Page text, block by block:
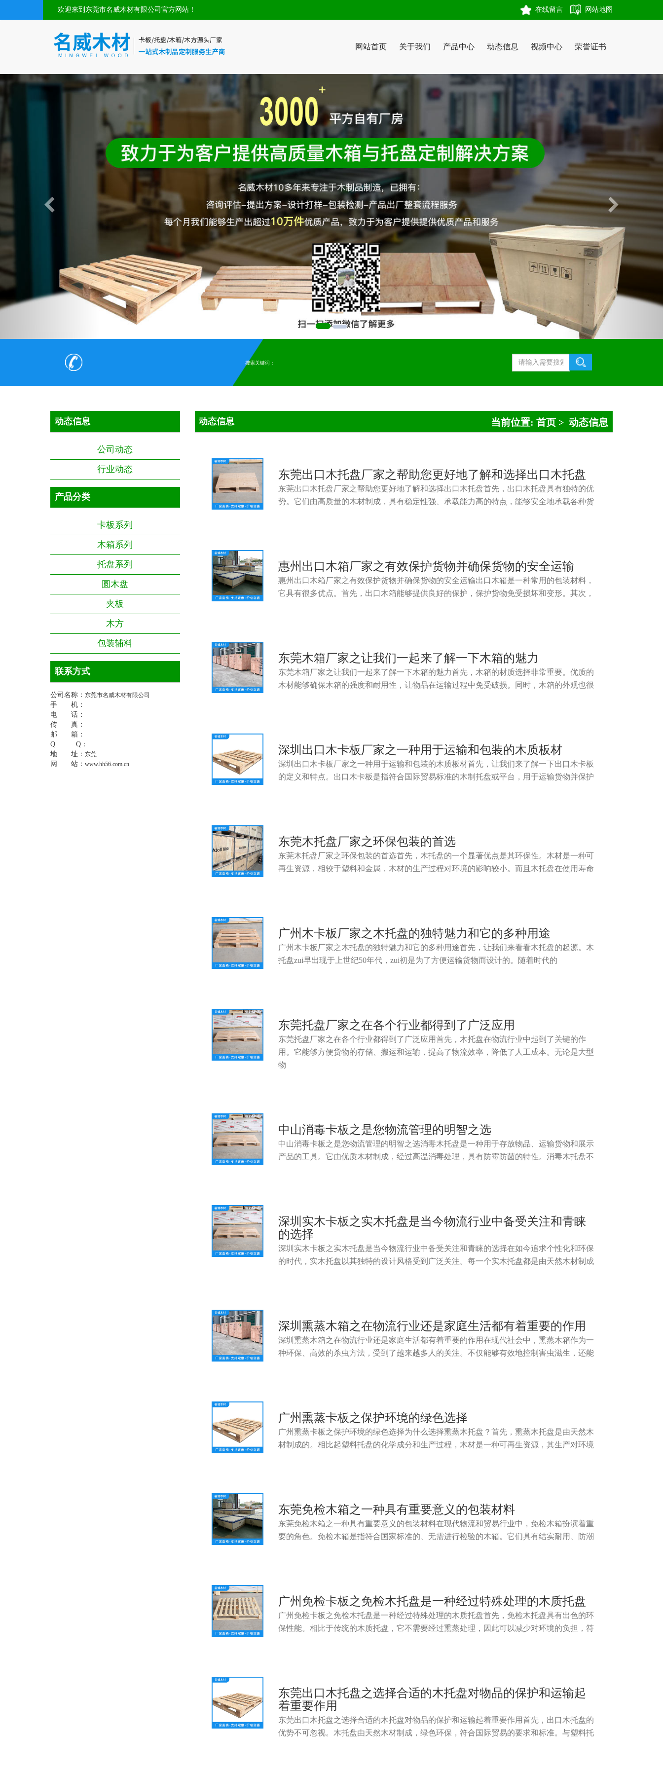
欢迎来到东莞市名威木材有限公司官方网站！ 在线留言 网站地图
网站首页 关于我们 产品中心 动态信息 视频中心 荣誉证书
搜索关键词：
动态信息
公司动态
行业动态
产品分类
卡板系列
木箱系列
托盘系列
圆木盘
夹板
木方
包装辅料
联系方式
公司名称： 东莞市名威木材有限公司
手 机：
电 话：
传 真：
邮 箱：
Q Q：
地 址： 东莞
网 站： www.hh56.com.cn
动态信息 当前位置: 首页 >动态信息
东莞出口木托盘厂家之帮助您更好地了解和选择出口木托盘
东莞出口木托盘厂家之帮助您更好地了解和选择出口木托盘首先，出口木托盘具有独特的优
势。它们由高质量的木材制成，具有稳定性强、承载能力高的特点，能够安全地承载各种货
惠州出口木箱厂家之有效保护货物并确保货物的安全运输
惠州出口木箱厂家之有效保护货物并确保货物的安全运输出口木箱是一种常用的包装材料，
它具有很多优点。首先，出口木箱能够提供良好的保护，保护货物免受损坏和变形。其次，
东莞木箱厂家之让我们一起来了解一下木箱的魅力
东莞木箱厂家之让我们一起来了解一下木箱的魅力首先，木箱的材质选择非常重要。优质的
木材能够确保木箱的强度和耐用性，让物品在运输过程中免受破损。同时，木箱的外观也很
深圳出口木卡板厂家之一种用于运输和包装的木质板材
深圳出口木卡板厂家之一种用于运输和包装的木质板材首先，让我们来了解一下出口木卡板
的定义和特点。出口木卡板是指符合国际贸易标准的木制托盘或平台，用于运输货物并保护
东莞木托盘厂家之环保包装的首选
东莞木托盘厂家之环保包装的首选首先，木托盘的一个显著优点是其环保性。木材是一种可
再生资源，相较于塑料和金属，木材的生产过程对环境的影响较小。而且木托盘在使用寿命
广州木卡板厂家之木托盘的独特魅力和它的多种用途
广州木卡板厂家之木托盘的独特魅力和它的多种用途首先，让我们来看看木托盘的起源。木
托盘zui早出现于上世纪50年代，zui初是为了方便运输货物而设计的。随着时代的
东莞托盘厂家之在各个行业都得到了广泛应用
东莞托盘厂家之在各个行业都得到了广泛应用首先，木托盘在物流行业中起到了关键的作
用。它能够方便货物的存储、搬运和运输，提高了物流效率，降低了人工成本。无论是大型
物
中山消毒卡板之是您物流管理的明智之选
中山消毒卡板之是您物流管理的明智之选消毒木托盘是一种用于存放物品、运输货物和展示
产品的工具。它由优质木材制成，经过高温消毒处理，具有防霉防菌的特性。消毒木托盘不
深圳实木卡板之实木托盘是当今物流行业中备受关注和青睐
的选择
深圳实木卡板之实木托盘是当今物流行业中备受关注和青睐的选择在如今追求个性化和环保
的时代，实木托盘以其独特的设计风格受到广泛关注。每一个实木托盘都是由天然木材制成
深圳熏蒸木箱之在物流行业还是家庭生活都有着重要的作用
深圳熏蒸木箱之在物流行业还是家庭生活都有着重要的作用在现代社会中，熏蒸木箱作为一
种环保、高效的杀虫方法，受到了越来越多人的关注。不仅能够有效地控制害虫滋生，还能
广州熏蒸卡板之保护环境的绿色选择
广州熏蒸卡板之保护环境的绿色选择为什么选择熏蒸木托盘？首先，熏蒸木托盘是由天然木
材制成的。相比起塑料托盘的化学成分和生产过程，木材是一种可再生资源，其生产对环境
东莞免检木箱之一种具有重要意义的包装材料
东莞免检木箱之一种具有重要意义的包装材料在现代物流和贸易行业中，免检木箱扮演着重
要的角色。免检木箱是指符合国家标准的、无需进行检验的木箱。它们具有结实耐用、防潮
广州免检卡板之免检木托盘是一种经过特殊处理的木质托盘
广州免检卡板之免检木托盘是一种经过特殊处理的木质托盘首先，免检木托盘具有出色的环
保性能。相比于传统的木质托盘，它不需要经过熏蒸处理，因此可以减少对环境的负担，符
东莞出口木托盘之选择合适的木托盘对物品的保护和运输起
着重要作用
东莞出口木托盘之选择合适的木托盘对物品的保护和运输起着重要作用首先，出口木托盘的
优势不可忽视。木托盘由天然木材制成，绿色环保，符合国际贸易的要求和标准。与塑料托